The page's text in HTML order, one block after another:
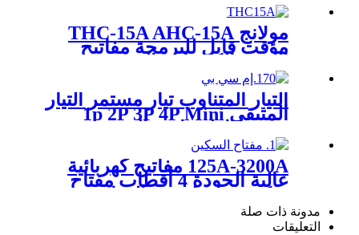
لنقل الطاقة التلقائي دون
انقطاعمولانج THC-15A AHC-15A
مؤقت قابل للبرمجة مفاتيح
الوقت الكهربائية الرقمية
الكهربائية الموقت الأسبوعي
التبديل 12 فولت 24 فولت 48
فولت 110 فولت 220 فولت
التيار المتناوب تيار مستمر التيار
المتبقي 1p 2P 3P 4P Mini
MCB قاطع دائرة التسرب
الأرضي RCCB RCBO ELCB
MCB RCB 125A-3200A مفاتيح كهربائية
عالية الجودة 4 أقطاب مفتاح
سكين سلسلة PV النحاسية
لصندوق متصل بالشبكة
الكهروضوئية
مدونة ذات صلة
التعليقات